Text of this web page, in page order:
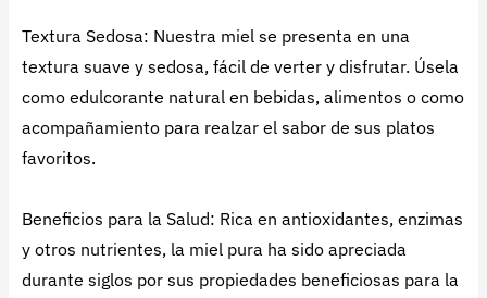
Textura Sedosa: Nuestra miel se presenta en una
textura suave y sedosa, fácil de verter y disfrutar. Úsela
como edulcorante natural en bebidas, alimentos o como
acompañamiento para realzar el sabor de sus platos
favoritos.
Beneficios para la Salud: Rica en antioxidantes, enzimas
y otros nutrientes, la miel pura ha sido apreciada
durante siglos por sus propiedades beneficiosas para la